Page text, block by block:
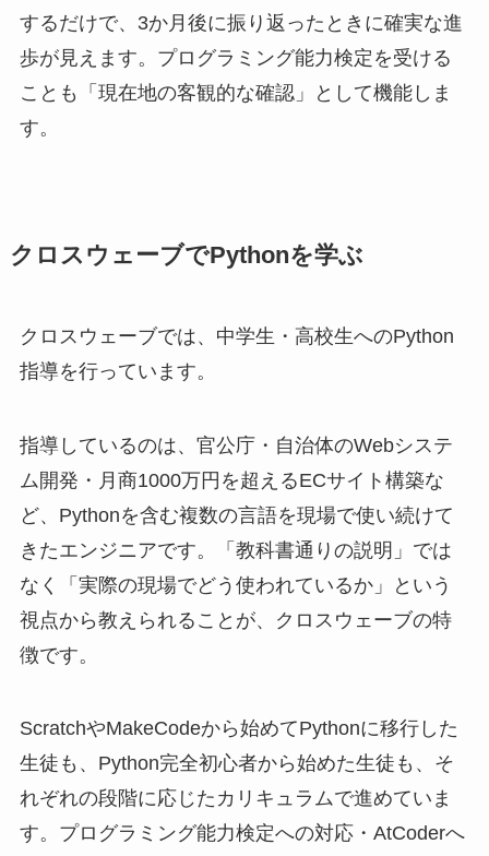
するだけで、3か月後に振り返ったときに確実な進
歩が見えます。プログラミング能力検定を受ける
ことも「現在地の客観的な確認」として機能しま
す。
クロスウェーブでPythonを学ぶ
クロスウェーブでは、中学生・高校生へのPython
指導を行っています。
指導しているのは、官公庁・自治体のWebシステ
ム開発・月商1000万円を超えるECサイト構築な
ど、Pythonを含む複数の言語を現場で使い続けて
きたエンジニアです。「教科書通りの説明」では
なく「実際の現場でどう使われているか」という
視点から教えられることが、クロスウェーブの特
徴です。
ScratchやMakeCodeから始めてPythonに移行した
生徒も、Python完全初心者から始めた生徒も、そ
れぞれの段階に応じたカリキュラムで進めていま
す。プログラミング能力検定への対応・AtCoderへ